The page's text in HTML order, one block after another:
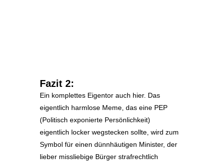
Fazit 2:
Ein komplettes Eigentor auch hier. Das
eigentlich harmlose Meme, das eine PEP
(Politisch exponierte Persönlichkeit)
eigentlich locker wegstecken sollte, wird zum
Symbol für einen dünnhäutigen Minister, der
lieber missliebige Bürger strafrechtlich